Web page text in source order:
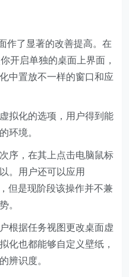
作了显著的改善提高。在
开启单独的桌面上界面，
中置放不一样的窗口和应
拟化的选项，用户得到能
环境。
序，在其上点击电脑鼠标
。用户还可以应用
但是现阶段该操作并不兼
。
根据任务视图更改桌面虚
化也都能够自定义壁纸，
辨识度。